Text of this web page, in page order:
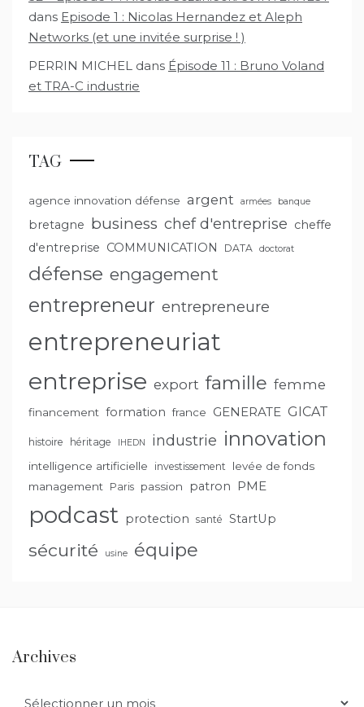
dans Episode 1 : Nicolas Hernandez et Aleph
Networks (et une invitée surprise ! )
PERRIN MICHEL dans Épisode 11 : Bruno Voland
et TRA-C industrie
TAG
agence innovation défense argent armées banque
bretagne business chef d'entreprise cheffe
d'entreprise COMMUNICATION DATA doctorat
défense engagement
entrepreneur entrepreneure
entrepreneuriat
entreprise export famille femme
financement formation france GENERATE GICAT
histoire héritage IHEDN industrie innovation
intelligence artificielle investissement
levée de fonds
management
Paris passion patron PME
podcast protection santé StartUp
sécurité usine équipe
Archives